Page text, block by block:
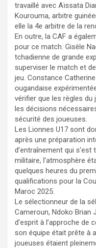
travaillé avec Aïssata
Kourouma, arbitre
elle la 4e arbitre de la
En outre, la CAF a
pour ce match. Gisèle
tchadienne de grande
superviser le match et
jeu. Constance
ougandaise
vérifier que les règles
les décisions
sécurité des joueuses.
Les Lionnes U17 sont
après une préparation
d’entraînement qui
militaire, l’atmosphère
quelques heures du
qualifications pour la
Maroc 2025.
Le sélectionneur de la
Cameroun, Ndoko Brian
d’esprit à l’approche de
son équipe était prête à
joueuses étaient